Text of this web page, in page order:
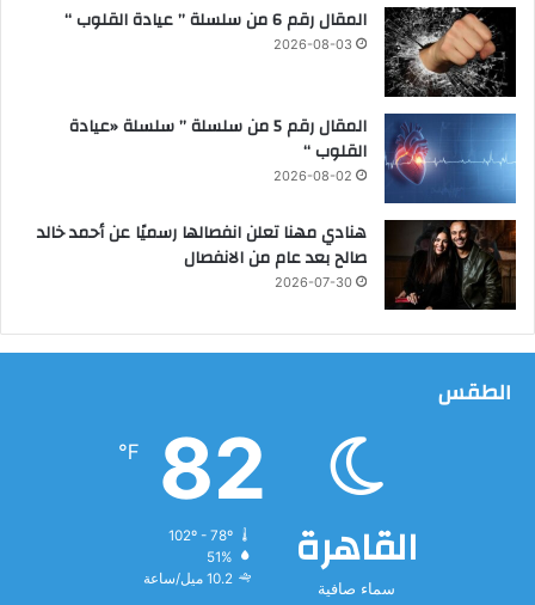
ة
ط
ق
ن
د
ي
ا
ل
ق
المقال رقم 6 من سلسلة ” عيادة القلوب “
2026-08-03
المقال رقم 5 من سلسلة ” سلسلة «عيادة
القلوب “
2026-08-02
هنادي مهنا تعلن انفصالها رسميًا عن أحمد خالد
صالح بعد عام من الانفصال
2026-07-30
الطقس
القاهرة
سماء صافية
82
℉
102º - 78º
51%
10.2 ميل/ساعة